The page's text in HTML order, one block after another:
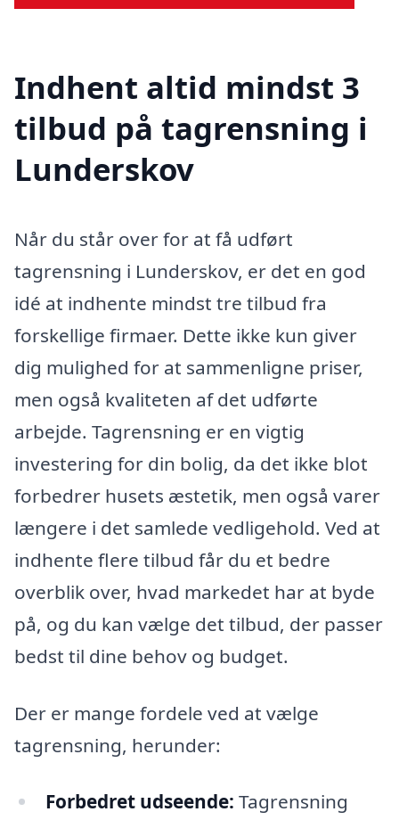
Indhent altid mindst 3
tilbud på tagrensning i
Lunderskov
Når du står over for at få udført
tagrensning i Lunderskov, er det en god
idé at indhente mindst tre tilbud fra
forskellige firmaer. Dette ikke kun giver
dig mulighed for at sammenligne priser,
men også kvaliteten af det udførte
arbejde. Tagrensning er en vigtig
investering for din bolig, da det ikke blot
forbedrer husets æstetik, men også varer
længere i det samlede vedligehold. Ved at
indhente flere tilbud får du et bedre
overblik over, hvad markedet har at byde
på, og du kan vælge det tilbud, der passer
bedst til dine behov og budget.
Der er mange fordele ved at vælge
tagrensning, herunder:
Forbedret udseende: Tagrensning